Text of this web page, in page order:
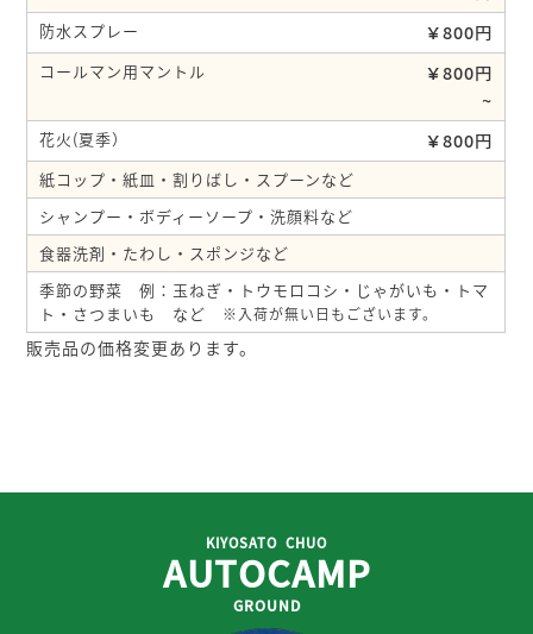
防水スプレー ￥800円
コールマン用マントル
￥800円
~
花火(夏季） ￥800円
紙コップ・紙皿・割りばし・スプーンなど
シャンプー・ボディーソープ・洗顔料など
食器洗剤・たわし・スポンジなど
季節の野菜 例：玉ねぎ・トウモロコシ・じゃがいも・トマ
ト・さつまいも など ※入荷が無い日もございます。
販売品の価格変更あります。
KIYOSATO CHUO
AUTOCAMP
GROUND